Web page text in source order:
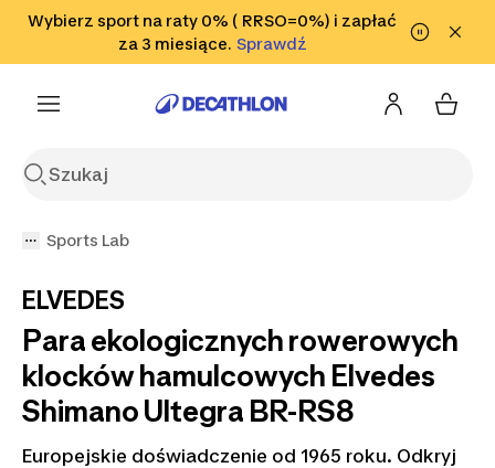
Przejdź do wyszukiwania Przejdź do treści
Przejdź
Wybierz sport na raty 0% ( RRSO=0%) i zapłać
za 3 miesiące. SprawdźSprawdź
Sprawdź
Sports Lab
ELVEDES
Para ekologicznych rowerowych
klocków hamulcowych Elvedes
Shimano Ultegra BR-RS8
Europejskie doświadczenie od 1965 roku. Odkryj